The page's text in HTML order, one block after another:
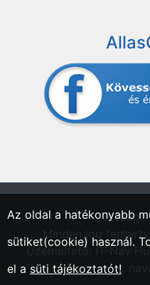
Minden jog
Üzemeltető: IT-Nav
Az oldal a hatékonyabb
sütiket(cookie) használ.
el a süti tájékoztatót!